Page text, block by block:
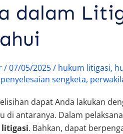
dalam
/07/05/2025/ hukum litigasi,
penyelesaian sengketa,
dapat Anda lakukan
di antaranya. Dalam
litigasi. Bahkan, dapat